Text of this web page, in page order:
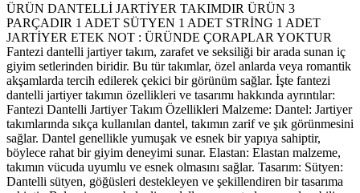
ÜRÜN DANTELLİ JARTİYER TAKIMDIR ÜRÜN 3
PARÇADIR 1 ADET SÜTYEN 1 ADET STRİNG 1 ADET
JARTİYER ETEK NOT : ÜRÜNDE ÇORAPLAR YOKTUR
Fantezi dantelli jartiyer takım, zarafet ve seksiliği bir arada sunan iç
giyim setlerinden biridir. Bu tür takımlar, özel anlarda veya romantik
akşamlarda tercih edilerek çekici bir görünüm sağlar. İşte fantezi
dantelli jartiyer takımın özellikleri ve tasarımı hakkında ayrıntılar:
Fantezi Dantelli Jartiyer Takım Özellikleri Malzeme: Dantel: Jartiyer
takımlarında sıkça kullanılan dantel, takımın zarif ve şık görünmesini
sağlar. Dantel genellikle yumuşak ve esnek bir yapıya sahiptir,
böylece rahat bir giyim deneyimi sunar. Elastan: Elastan malzeme,
takımın vücuda uyumlu ve esnek olmasını sağlar. Tasarım: Sütyen:
Dantelli sütyen, göğüsleri destekleyen ve şekillendiren bir tasarıma